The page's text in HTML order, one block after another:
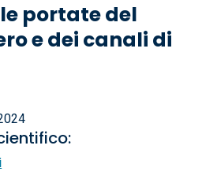
portate del
e dei canali di